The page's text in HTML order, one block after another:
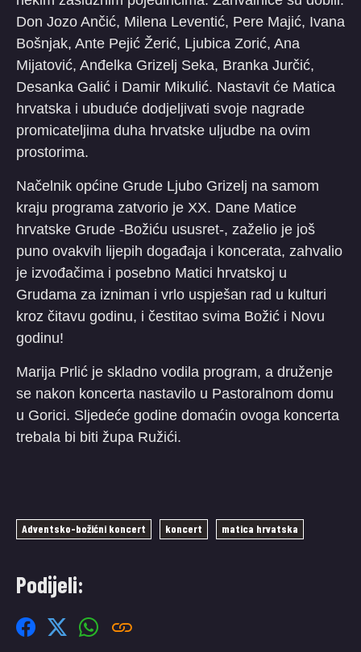
Don Jozo Ančić, Milena Leventić, Pere Majić, Ivana
Bošnjak, Ante Pejić Žerić, Ljubica Zorić, Ana
Mijatović, Anđelka Grizelj Seka, Branka Jurčić,
Desanka Galić i Damir Mikulić. Nastavit će Matica
hrvatska i ubuduće dodjeljivati svoje nagrade
promicateljima duha hrvatske uljudbe na ovim
prostorima.
Načelnik općine Grude Ljubo Grizelj na samom
kraju programa zatvorio je XX. Dane Matice
hrvatske Grude -Božiću ususret-, zaželio je još
puno ovakvih lijepih događaja i koncerata, zahvalio
je izvođačima i posebno Matici hrvatskoj u
Grudama za izniman i vrlo uspješan rad u kulturi
kroz čitavu godinu, i čestitao svima Božić i Novu
godinu!
Marija Prlić je skladno vodila program, a druženje
se nakon koncerta nastavilo u Pastoralnom domu
u Gorici. Sljedeće godine domaćin ovoga koncerta
trebala bi biti župa Ružići.
Adventsko-božićni koncert koncert matica hrvatska
Podijeli: